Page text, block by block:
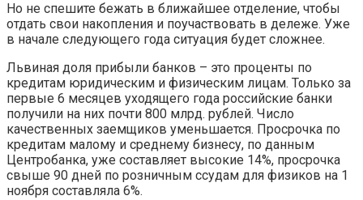
Но не спешите бежать в ближайшее отделение, чтобы
отдать свои накопления и поучаствовать в дележе. Уже
в начале следующего года ситуация будет сложнее.
Львиная доля прибыли банков – это проценты по
кредитам юридическим и физическим лицам. Только за
первые 6 месяцев уходящего года российские банки
получили на них почти 800 млрд. рублей. Число
качественных заемщиков уменьшается. Просрочка по
кредитам малому и среднему бизнесу, по данным
Центробанка, уже составляет высокие 14%, просрочка
свыше 90 дней по розничным ссудам для физиков на 1
ноября составляла 6%.